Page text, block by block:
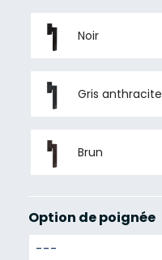
Noir
Gris anthracite
Brun
Option de poignée